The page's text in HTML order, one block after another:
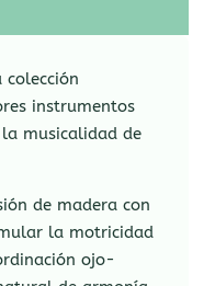
colección
instrumentos
musicalidad de
de madera con
la motricidad
ojo-